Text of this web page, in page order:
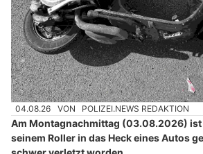
04.08.26 VON POLIZEI.NEWS REDAKTION
Am Montagnachmittag (03.08.2026) ist
seinem Roller in das Heck eines Autos